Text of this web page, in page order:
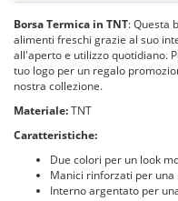
Borsa Termica in TNT: Questa
alimenti freschi grazie al suo
all'aperto e utilizzo quotidiano.
tuo logo per un regalo
nostra collezione.
Materiale:TNT
Caratteristiche:
Due colori per un look
Manici rinforzati per
Interno argentato per